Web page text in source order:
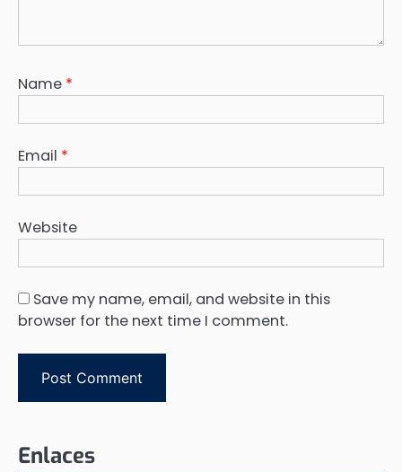
Name *
Email *
Website
Save my name, email, and website in this
browser for the next time I comment.
Enlaces